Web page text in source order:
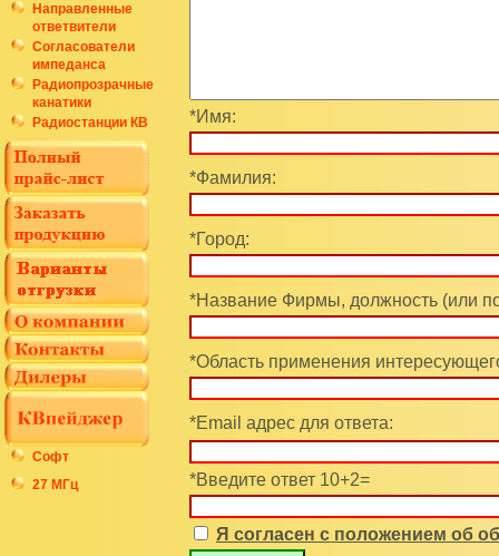
Направленные
ответвители
Согласователи
импеданса
Радиопрозрачные
канатики
Радиостанции КВ
Софт
27 МГц
*Имя:
*Фамилия:
*Город:
*Название Фирмы, должность (или
*Область применения
*Email адрес для ответа:
*Введите ответ 10+2=
Я согласен с положением об